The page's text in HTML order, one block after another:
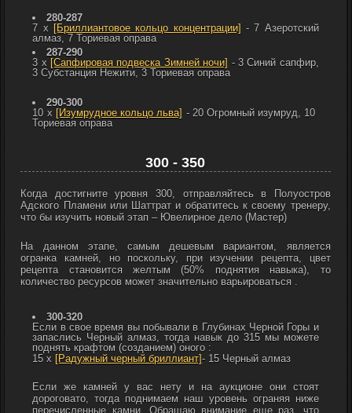
280-287
7 х [Бриллиантовое кольцо концентрации] - 7 Азеротский
алмаз, 7Ториевая оправа
287-290
3 x [Сапфировая подвеска Зимней ночи] - 3Синий сапфир,
3Субстанция Нежити, 3Ториевая оправа
290-300
10 x [Изумрудное кольцо льва] - 20 Огромный изумруд, 10
Ториевая оправа
300 - 350
Когда достигните уровня 300, отправляйтесь в Полуостров
Адского Пламени или Шаттрат и обратитесь к своему тренеру,
что бы изучить новый этап – Ювелирное дело (Мастер)
На данном этапе, самым дешевым вариантом, является
огранка камней, но поскольку, при изучении рецепта, цвет
рецепта становится желтым (50% поднятия навыка), то
количество ресурсов может значительно варьироваться .
300-320
Если в свое время вы побывали в Глубинах Черной Горы и
запаслись Черный алмаз, тогда навык до 315 мы можете
поднять крафтом (созданием) оного :
15 х [Радужный черный бриллиант]- 15 Черный алмаз
Если же камней у вас нету и на аукционе они стоят
дороговато, тогда поднимаем наш уровень ограняя ниже
перечисленные камни. Обращаю внимание еще раз, что